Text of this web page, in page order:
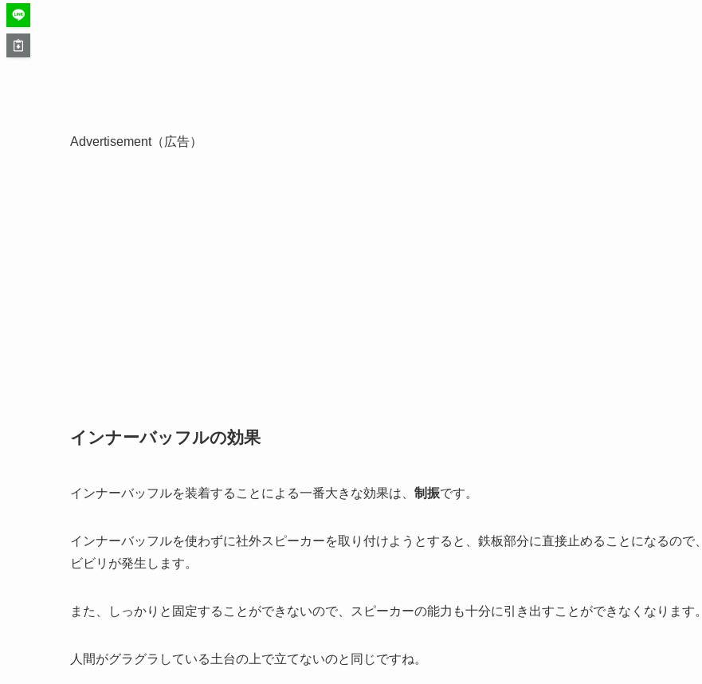
Advertisement（広告）
インナーバッフルの効果
インナーバッフルを装着することによる一番大きな効果は、 制振です。
インナーバッフルを使わずに社外スピーカーを取り付けようとすると、鉄板部分に直接止めることになるので、
ビビリが発生します。
また、しっかりと固定することができないので、スピーカーの能力も十分に引き出すことができなくなります。
人間がグラグラしている土台の上で立てないのと同じですね。